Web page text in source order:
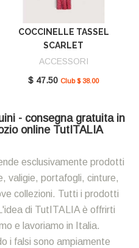
COCCINELLE TASSEL
SCARLET
E2MU0410101_R02
ACCESSORI
$ 47.50 Club $ 38.00
- consegna gratuita in
online TutITALIA
esclusivamente prodotti
valigie, portafogli, cinture,
collezioni. Tutti i prodotti
di TutITALIA è offrirti
e lavoriamo in Italia.
i falsi sono ampiamente